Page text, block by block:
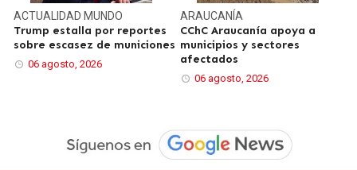
ACTUALIDAD MUNDO
Trump estalla por reportes
sobre escasez de municiones
06 agosto, 2026
ARAUCANÍA
CChC Araucanía apoya a
municipios y sectores
afectados
06 agosto, 2026